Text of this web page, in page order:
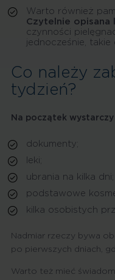
Warto również
Czytelnie opisana
czynności
jednocześnie,
Co należy
tydzień?
Na początek
dokumenty;
leki;
ubrania na kilka dni;
podstawowe
kilka osobistych
Nadmiar rzeczy bywa
po pierwszych dniach,
Warto też mieć